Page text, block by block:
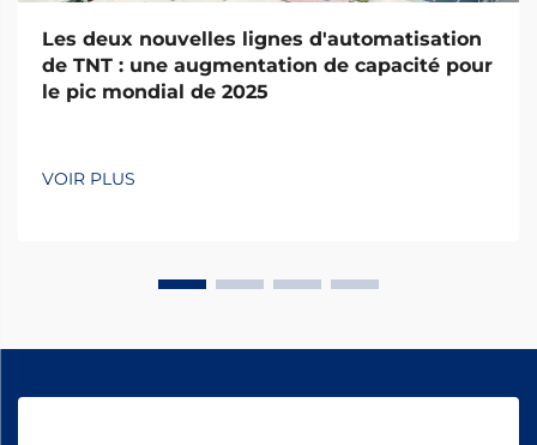
Les deux nouvelles lignes d'automatisation
de TNT : une augmentation de capacité pour
le pic mondial de 2025
VOIR PLUS